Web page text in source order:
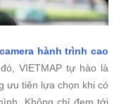
camera hành trình cao
VIETMAP tự hào là
ưu tiên lựa chọn khi có